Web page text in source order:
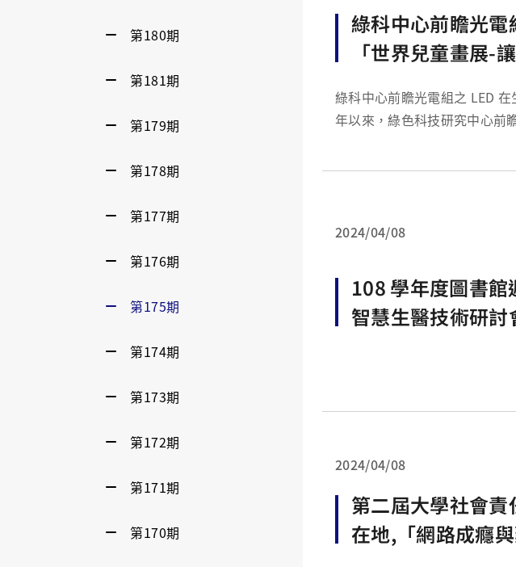
第180期
第181期
第179期
第178期
第177期
第176期
第175期
第174期
第173期
第172期
第171期
第170期
綠科中心前瞻光
「世界兒童畫展-
綠科中心前瞻光電組之 LED 在生醫上的應用研究 綠色科技研究中心 張連璧教授 多
年以來，綠色科技研究中心前瞻光電團隊
2024/04/08
108 學年度圖書
智慧生醫技術研
2024/04/08
第二屆大學社會責
在地,「網路成癮